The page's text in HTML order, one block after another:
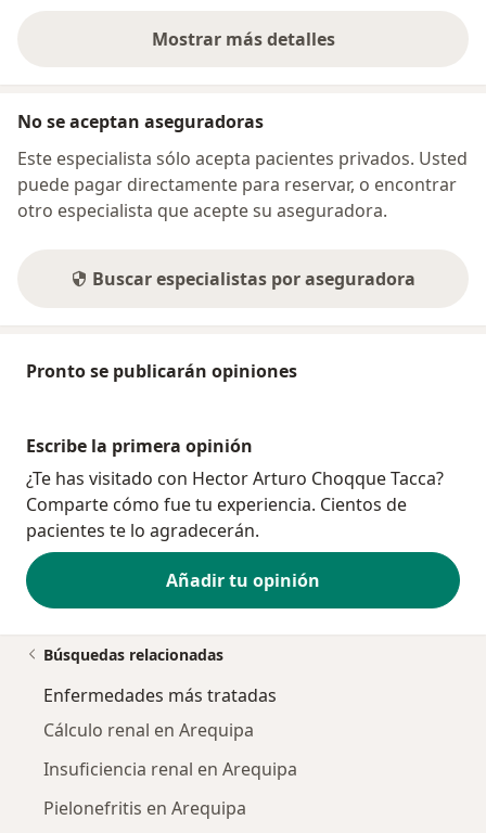
Mostrar más detalles
sobre la dirección
No se aceptan aseguradoras
Este especialista sólo acepta pacientes privados. Usted
puede pagar directamente para reservar, o encontrar
otro especialista que acepte su aseguradora.
Buscar especialistas por aseguradora
Pronto se publicarán opiniones
Escribe la primera opinión
¿Te has visitado con Hector Arturo Choqque Tacca?
Comparte cómo fue tu experiencia. Cientos de
pacientes te lo agradecerán.
Añadir tu opinión
Búsquedas relacionadas
Enfermedades más tratadas
Cálculo renal en Arequipa
Insuficiencia renal en Arequipa
Pielonefritis en Arequipa